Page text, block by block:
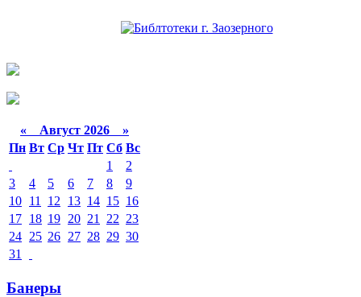
« Август 2026 »
Пн Вт Ср Чт Пт Сб Вс
1
2
3
4 5 6 7 8
9
10 11 12 13 14 15 16
17 18 19 20 21 22 23
24 25 26 27 28 29 30
31
Банеры